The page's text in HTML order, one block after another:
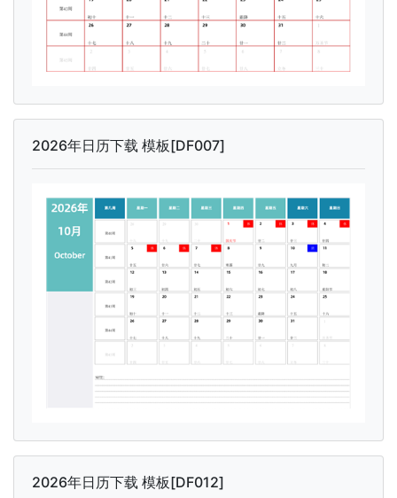
2026年日历下载 模板[DF007]
2026年日历下载 模板[DF012]